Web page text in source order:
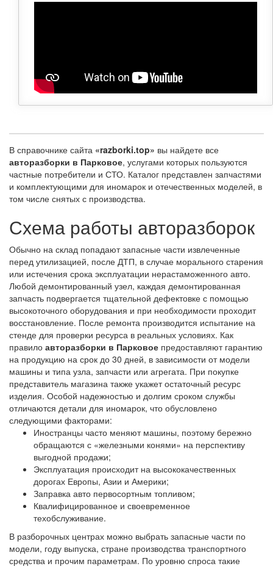
В справочнике сайта «razborki.top» вы найдете все
авторазборки в Парковое, услугами которых пользуются
частные потребители и СТО. Каталог представлен запчастями
и комплектующими для иномарок и отечественных моделей, в
том числе снятых с производства.
Схема работы авторазборок
Обычно на склад попадают запасные части извлеченные
перед утилизацией, после ДТП, в случае морального старения
или истечения срока эксплуатации нерастаможенного авто.
Любой демонтированный узел, каждая демонтированная
запчасть подвергается тщательной дефектовке с помощью
высокоточного оборудования и при необходимости проходит
восстановление. После ремонта производится испытание на
стенде для проверки ресурса в реальных условиях. Как
правило авторазборки в Парковое предоставляют гарантию
на продукцию на срок до 30 дней, в зависимости от модели
машины и типа узла, запчасти или агрегата. При покупке
представитель магазина также укажет остаточный ресурс
изделия. Особой надежностью и долгим сроком службы
отличаются детали для иномарок, что обусловлено
следующими факторами:
Иностранцы часто меняют машины, поэтому бережно
обращаются с «железными конями» на перспективу
выгодной продажи;
Эксплуатация происходит на высококачественных
дорогах Европы, Азии и Америки;
Заправка авто первосортным топливом;
Квалифицированное и своевременное
техобслуживание.
В разборочных центрах можно выбрать запасные части по
модели, году выпуска, стране производства транспортного
средства и прочим параметрам. По уровню спроса такие